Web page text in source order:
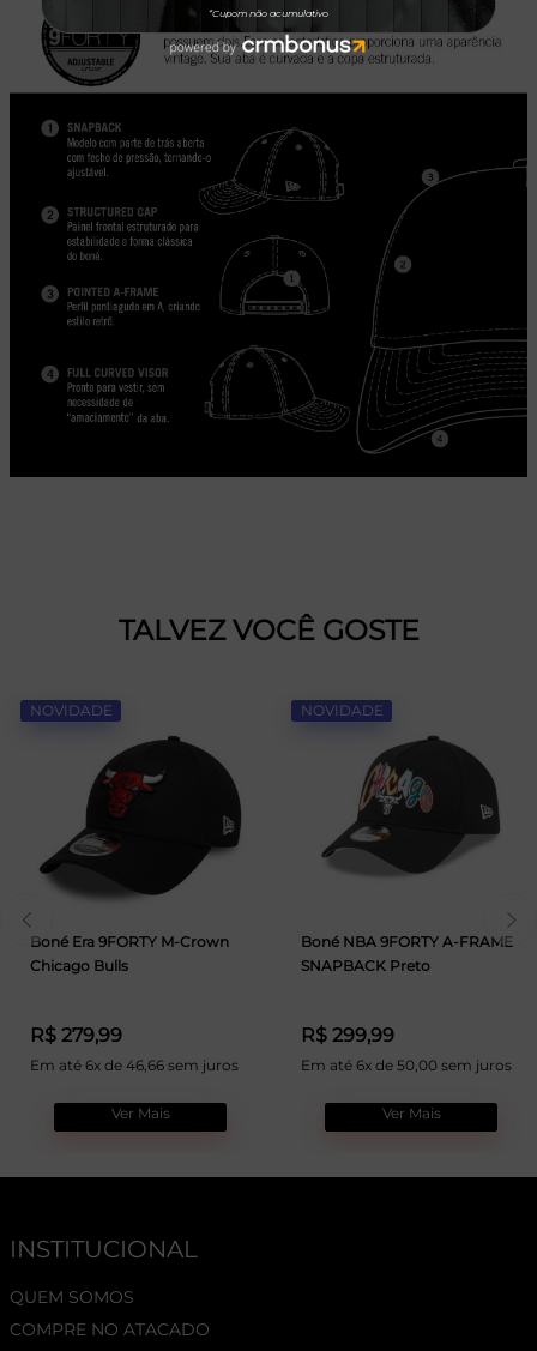
TALVEZ VOCÊ GOSTE
NOVIDADE
Boné Era 9FORTY M-Crown
Chicago Bulls
R$ 279,99
Em até 6x de 46,66 sem juros
Ver Mais
NOVIDADE
Boné NBA 9FORTY A-FRAME
SNAPBACK Preto
R$ 299,99
Em até 6x de 50,00 sem juros
Ver Mais
INSTITUCIONAL
QUEM SOMOS
COMPRE NO ATACADO